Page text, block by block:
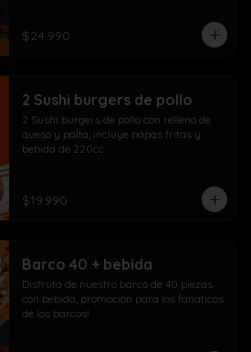
$24.990
2 Sushi burgers de pollo
2 Sushi burgers de pollo con relleno de
queso y palta, incluye papas fritas y
bebida de 220cc
$19.990
Barco 40 + bebida
Disfruta de nuestro barco de 40 piezas
con bebida, promoción para los fanaticos
de los barcos!